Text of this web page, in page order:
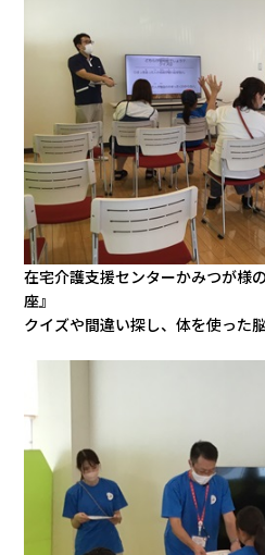
在宅介護支援センターかみつが様
座』
クイズや間違い探し、体を使った